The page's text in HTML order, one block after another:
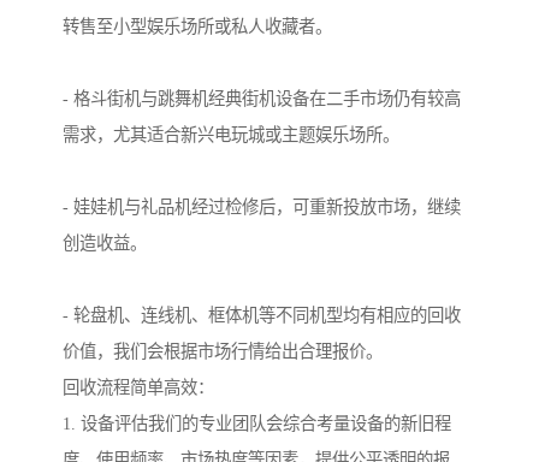
转售至小型娱乐场所或私人收藏者。
- 格斗街机与跳舞机经典街机设备在二手市场仍有较高
需求，尤其适合新兴电玩城或主题娱乐场所。
- 娃娃机与礼品机经过检修后，可重新投放市场，继续
创造收益。
- 轮盘机、连线机、框体机等不同机型均有相应的回收
价值，我们会根据市场行情给出合理报价。
回收流程简单高效：
1. 设备评估我们的专业团队会综合考量设备的新旧程